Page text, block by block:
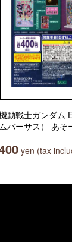
動戦士ガンダム
ムバーサス） あそ
yen (tax